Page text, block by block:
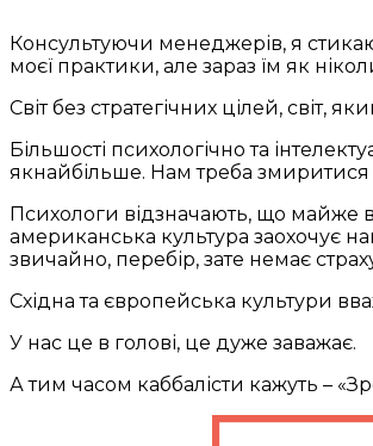
Консультуючи менеджерів, я
моєї практики, але зараз їм як
Світ без стратегічних цілей, світ,
Більшості психологічно та
якнайбільше. Нам треба
Психологи відзначають, що майже
американська культура заохочує
звичайно, перебір, зате немає
Східна та європейська культури
У нас це в голові, це дуже заважає.
А тим часом каббалісти кажуть –